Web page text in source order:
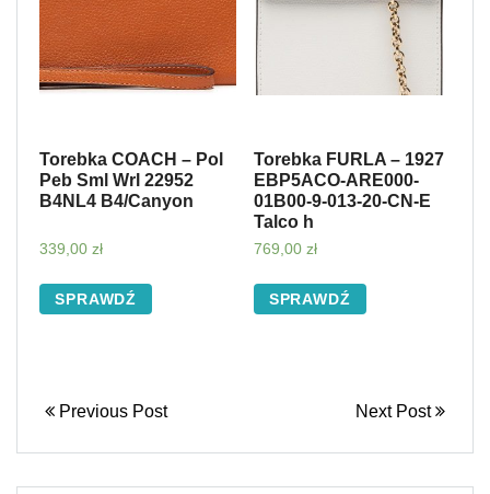
Torebka COACH – Pol
Peb Sml Wrl 22952
B4NL4 B4/Canyon
339,00 zł
SPRAWDŹ
Torebka FURLA – 1927
EBP5ACO-ARE000-
01B00-9-013-20-CN-E
Talco h
769,00 zł
SPRAWDŹ
Previous Post Next Post